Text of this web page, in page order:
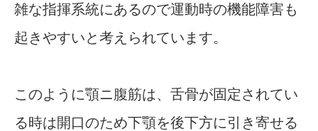
雑な指揮系統にあるので運動時の機能障害も
起きやすいと考えられています。
このように顎ニ腹筋は、舌骨が固定されてい
る時は開口のため下顎を後下方に引き寄せる